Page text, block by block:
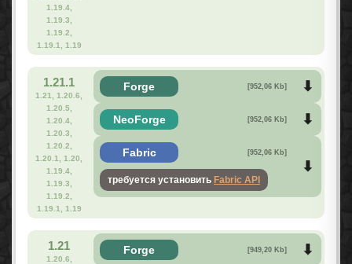
1.19.4,
1.19.3,
1.19.2,
1.19.1, 1.19
1.21.1
1.21, 1.20.6,
1.20.5,
1.20.4,
1.20.3,
1.20.2,
1.20.1, 1.20,
1.19.4,
1.19.3,
1.19.2,
1.19.1, 1.19
Forge [952,06 Kb]
NeoForge [952,06 Kb]
Fabric [952,06 Kb]
требуется установить Fabric API
1.21
1.20.6,
Forge [949,20 Kb]